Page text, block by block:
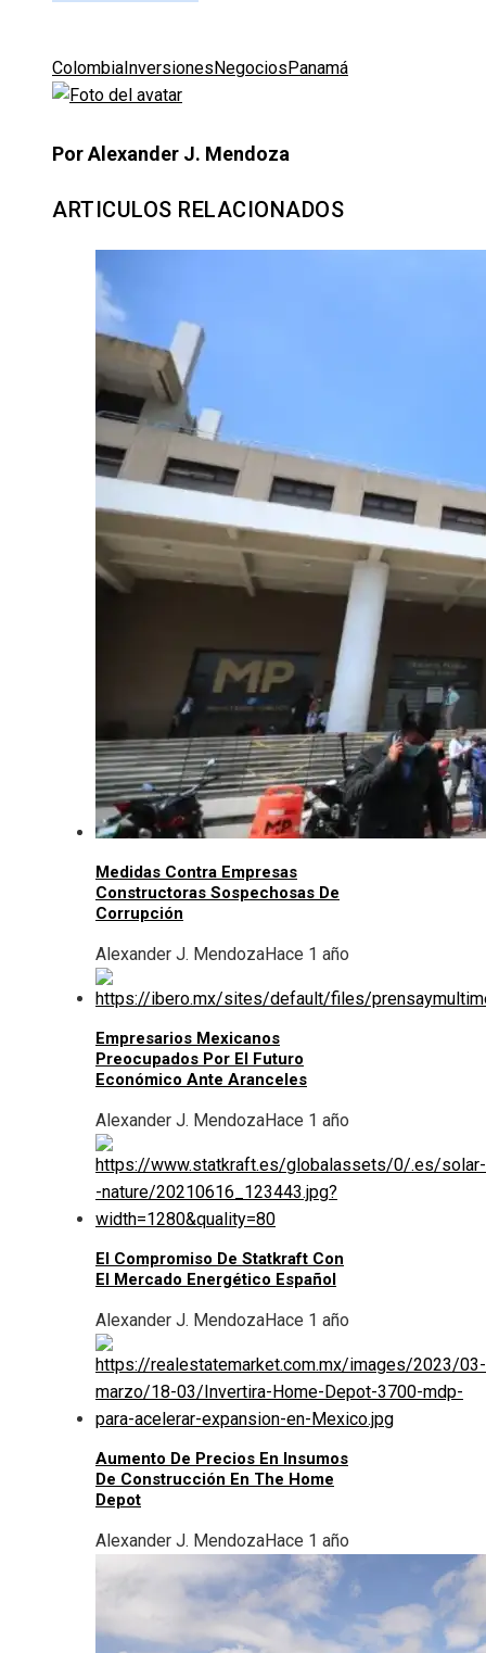
Colombia Inversiones Negocios Panamá
Por Alexander J. Mendoza
ARTICULOS RELACIONADOS
Medidas Contra Empresas
Constructoras Sospechosas De
Corrupción
Alexander J. MendozaHace 1 año
Empresarios Mexicanos
Preocupados Por El Futuro
Económico Ante Aranceles
Alexander J. MendozaHace 1 año
El Compromiso De Statkraft Con
El Mercado Energético Español
Alexander J. MendozaHace 1 año
Aumento De Precios En Insumos
De Construcción En The Home
Depot
Alexander J. MendozaHace 1 año